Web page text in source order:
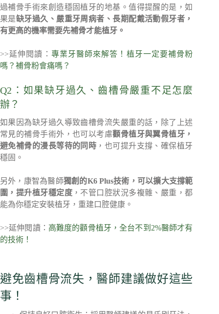
過補骨手術來創造穩固植牙的地基。值得提醒的是，如
果是缺牙過久、嚴重牙周病者、長期配戴活動假牙者，
有更高的機率需要先補骨才能植牙。
>>延伸閱讀： 專業牙醫師來解答！植牙一定要補骨粉
嗎？補骨粉會痛嗎？
Q2：如果缺牙過久、齒槽骨嚴重不足怎麼
辦？
如果因為缺牙過久導致齒槽骨流失嚴重的話，除了上述
常見的補骨手術外，也可以考慮顴骨植牙與翼骨植牙，
避免補骨的漫長等待的同時 ，也可提升支撐、確保植牙
穩固。
另外，康智為醫師獨創的K6 Plus技術，可以擴大支撐範
圍，提升植牙穩定度 ，不管口腔狀況多複雜、嚴重，都
能為你穩定安裝植牙，重建口腔健康。
>>延伸閱讀： 高難度的顴骨植牙，全台不到2%醫師才有
的技術！
避免齒槽骨流失，醫師建議做好這些
事！